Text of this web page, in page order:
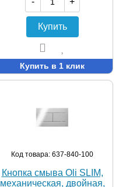
Купить
Купить в 1 клик
Код товара: 637-840-100
Кнопка смыва Oli SLIM,
механическая, двойная,